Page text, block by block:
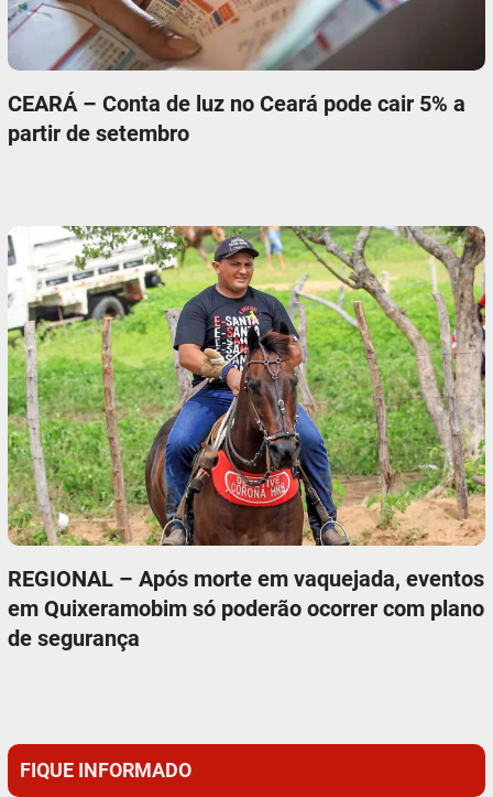
CEARÁ – Conta de luz no Ceará pode cair 5% a
partir de setembro
REGIONAL – Após morte em vaquejada, eventos
em Quixeramobim só poderão ocorrer com plano
de segurança
FIQUE INFORMADO